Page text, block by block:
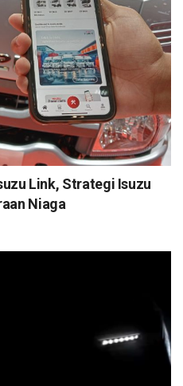
Link, Strategi Isuzu
Niaga